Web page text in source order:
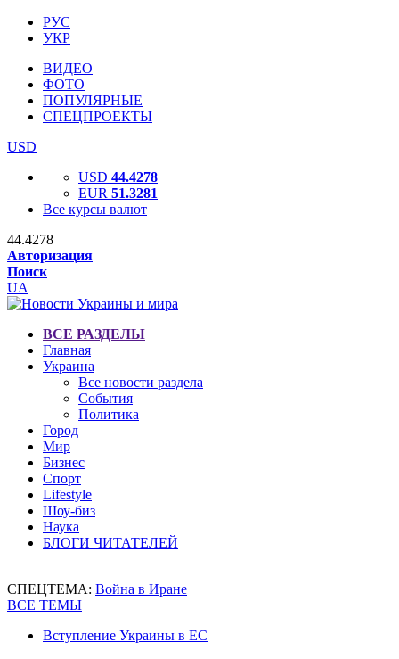
РУС
УКР
ВИДЕО
ФОТО
ПОПУЛЯРНЫЕ
СПЕЦПРОЕКТЫ
USD
USD 44.4278
EUR 51.3281
Все курсы валют
44.4278
Авторизация
Поиск
UA
ВСЕ РАЗДЕЛЫ
Главная
Украина
Все новости раздела
События
Политика
Город
Мир
Бизнес
Спорт
Lifestyle
Шоу-биз
Наука
БЛОГИ ЧИТАТЕЛЕЙ
СПЕЦТЕМА: Война в Иране
ВСЕ ТЕМЫ
Вступление Украины в ЕС